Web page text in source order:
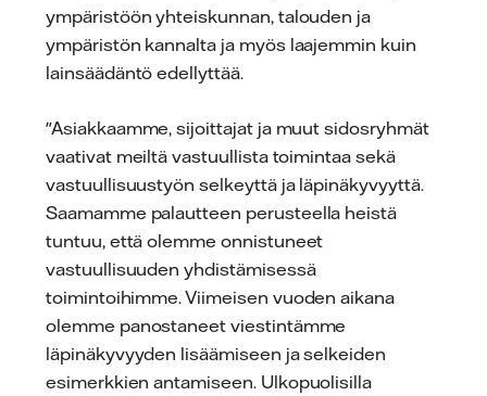
ympäristöön yhteiskunnan, talouden ja
ympäristön kannalta ja myös laajemmin kuin
lainsäädäntö edellyttää.
"Asiakkaamme, sijoittajat ja muut sidosryhmät
vaativat meiltä vastuullista toimintaa sekä
vastuullisuustyön selkeyttä ja läpinäkyvyyttä.
Saamamme palautteen perusteella heistä
tuntuu, että olemme onnistuneet
vastuullisuuden yhdistämisessä
toimintoihimme. Viimeisen vuoden aikana
olemme panostaneet viestintämme
läpinäkyvyyden lisäämiseen ja selkeiden
esimerkkien antamiseen. Ulkopuolisilla